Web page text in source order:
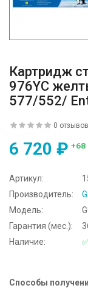
Картридж
976YC
577/552/
0 отзывов
6 720 ₽ +68
Артикул:
Производитель:
Модель:
Гарантия (мес.):
Наличие:
Способы